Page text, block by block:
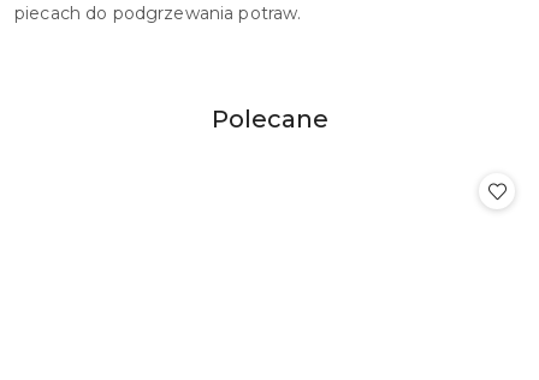
piecach do podgrzewania potraw.
Pomiń karuzelę produktów
Produkty
Polecane